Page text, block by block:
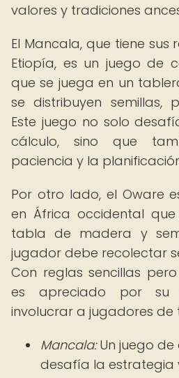
valores y tradiciones
El Mancala, que tiene
Etiopía, es un juego de
que se juega en un
se distribuyen semillas,
Este juego no solo
cálculo, sino que
paciencia y la
Por otro lado, el Oware
en África occidental
tabla de madera y
jugador debe recolectar
Con reglas sencillas
es apreciado por su
involucrar a jugadores de
Mancala:Un juego de
desafía la estrategia